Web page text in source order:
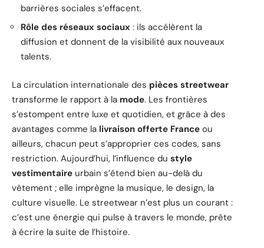
barrières sociales s’effacent.
Rôle des réseaux sociaux : ils accélèrent la
diffusion et donnent de la visibilité aux nouveaux
talents.
La circulation internationale des pièces streetwear
transforme le rapport à la mode. Les frontières
s’estompent entre luxe et quotidien, et grâce à des
avantages comme la livraison offerte France ou
ailleurs, chacun peut s’approprier ces codes, sans
restriction. Aujourd’hui, l’influence du style
vestimentaire urbain s’étend bien au-delà du
vêtement ; elle imprègne la musique, le design, la
culture visuelle. Le streetwear n’est plus un courant :
c’est une énergie qui pulse à travers le monde, prête
à écrire la suite de l’histoire.